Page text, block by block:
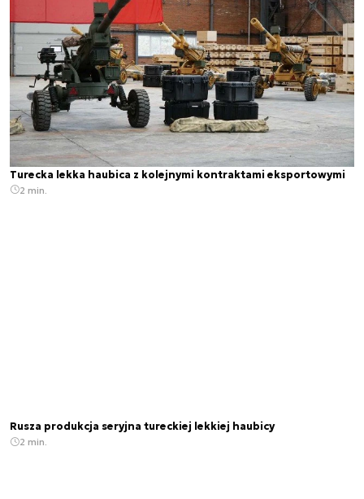
Turecka lekka haubica z kolejnymi kontraktami eksportowymi
2 min.
Rusza produkcja seryjna tureckiej lekkiej haubicy
2 min.